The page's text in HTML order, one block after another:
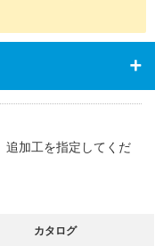
追加工を指定してくだ
カタログ